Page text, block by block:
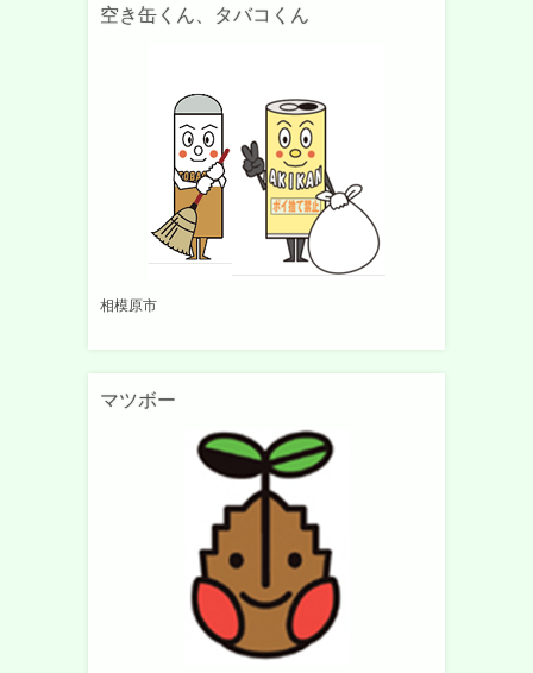
空き缶くん、タバコくん
相模原市
マツボー